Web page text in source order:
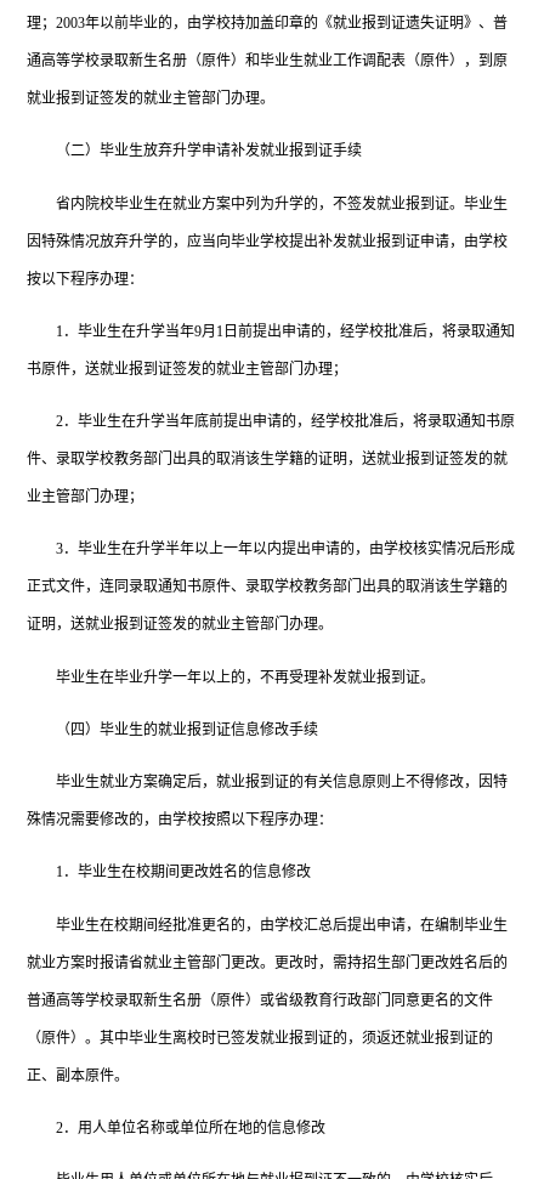
理；2003年以前毕业的，由学校持加盖印章的《就业报到证遗失证明》、普
通高等学校录取新生名册（原件）和毕业生就业工作调配表（原件），到原
就业报到证签发的就业主管部门办理。
（二）毕业生放弃升学申请补发就业报到证手续
省内院校毕业生在就业方案中列为升学的，不签发就业报到证。毕业生
因特殊情况放弃升学的，应当向毕业学校提出补发就业报到证申请，由学校
按以下程序办理：
1．毕业生在升学当年9月1日前提出申请的，经学校批准后，将录取通知
书原件，送就业报到证签发的就业主管部门办理；
2．毕业生在升学当年底前提出申请的，经学校批准后，将录取通知书原
件、录取学校教务部门出具的取消该生学籍的证明，送就业报到证签发的就
业主管部门办理；
3．毕业生在升学半年以上一年以内提出申请的，由学校核实情况后形成
正式文件，连同录取通知书原件、录取学校教务部门出具的取消该生学籍的
证明，送就业报到证签发的就业主管部门办理。
毕业生在毕业升学一年以上的，不再受理补发就业报到证。
（四）毕业生的就业报到证信息修改手续
毕业生就业方案确定后，就业报到证的有关信息原则上不得修改，因特
殊情况需要修改的，由学校按照以下程序办理：
1．毕业生在校期间更改姓名的信息修改
毕业生在校期间经批准更名的，由学校汇总后提出申请，在编制毕业生
就业方案时报请省就业主管部门更改。更改时，需持招生部门更改姓名后的
普通高等学校录取新生名册（原件）或省级教育行政部门同意更名的文件
（原件）。其中毕业生离校时已签发就业报到证的，须返还就业报到证的
正、副本原件。
2．用人单位名称或单位所在地的信息修改